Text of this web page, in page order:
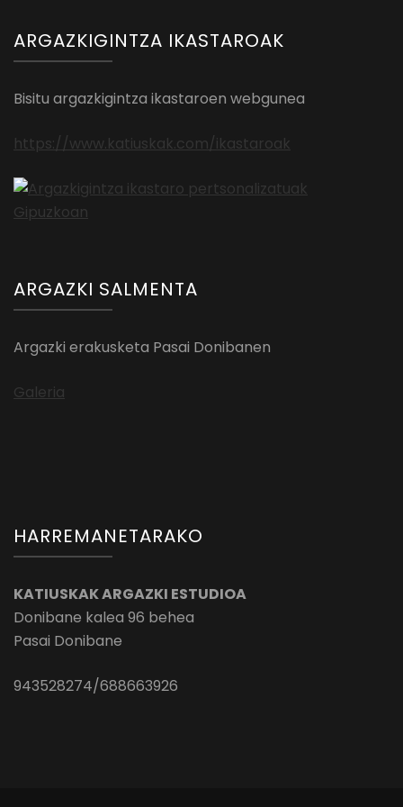
ARGAZKIGINTZA IKASTAROAK
Bisitu argazkigintza ikastaroen webgunea
https://www.katiuskak.com/ikastaroak
ARGAZKI SALMENTA
Argazki erakusketa Pasai Donibanen
Galeria
HARREMANETARAKO
KATIUSKAK ARGAZKI ESTUDIOA
Donibane kalea 96 behea
Pasai Donibane
943528274/688663926